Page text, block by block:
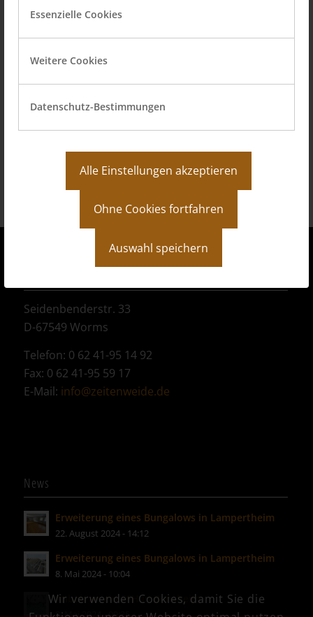
Essenzielle Cookies
Weitere Cookies
Datenschutz-Bestimmungen
Alle Einstellungen akzeptieren
Ohne Cookies fortfahren
Auswahl speichern
Zurück zur Übersicht
Seidenbenderstr. 33
D-67549 Worms
Telefon: 0 62 41-95 14 92
Fax: 0 62 41-95 59 17
E-Mail: info@zeitenweide.de
News
Erweiterung eines Bungalows in Lampertheim
22. August 2024 - 14:12
Erweiterung eines Bungalows in Lampertheim
8. Mai 2024 - 10:04
Anbau an ein EFH in Bensheim
8. Mai 2024 - 09:35
Wir verwenden Cookies, damit Sie die